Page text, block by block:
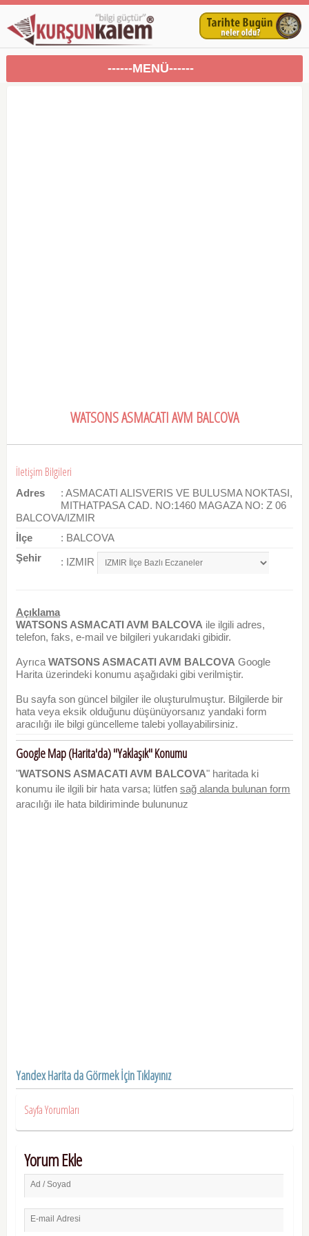
------MENÜ------
WATSONS ASMACATI AVM BALCOVA
İletişim Bilgileri
Adres
: ASMACATI ALISVERIS VE BULUSMA NOKTASI,
MITHATPASA CAD. NO:1460 MAGAZA NO: Z 06
BALCOVA/IZMIR
İlçe
: BALCOVA
Şehir
: IZMIR
Açıklama
WATSONS ASMACATI AVM BALCOVAile ilgili adres,
telefon, faks, e-mail ve bilgileri yukarıdaki gibidir.
AyrıcaWATSONS ASMACATI AVM BALCOVAGoogle
Harita üzerindeki konumu aşağıdaki gibi verilmiştir.
Bu sayfa son güncel bilgiler ile oluşturulmuştur. Bilgilerde bir
hata veya eksik olduğunu düşünüyorsanız yandaki form
aracılığı ile bilgi güncelleme talebi yollayabilirsiniz.
Google Map (Harita'da) "Yaklaşık" Konumu
"WATSONS ASMACATI AVM BALCOVA" haritada ki
konumu ile ilgili bir hata varsa; lütfen sağ alanda bulunan form
aracılığı ile hata bildiriminde bulununuz
Yandex Harita da Görmek İçin Tıklayınız
Sayfa Yorumları
Yorum Ekle
Ad / Soyad
E-mail Adresi